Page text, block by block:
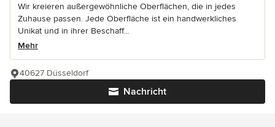
Wir kreieren außergewöhnliche Oberflächen, die in jedes
Zuhause passen. Jede Oberfläche ist ein handwerkliches
Unikat und in ihrer Beschaff...
Mehr
Nachricht
40627 Düsseldorf